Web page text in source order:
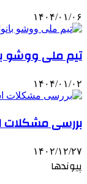
۱۴۰۴/۰۱/۰۶
تیم ملی ووشو
۱۴۰۴/۰۱/۰۲
بررسی مشکلات
۱۴۰۲/۱۲/۲۷
پیوندها